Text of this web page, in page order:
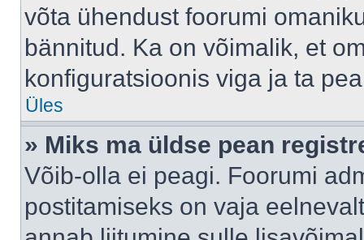
võta ühendust foorumi
bännitud. Ka on võimalik, et
konfiguratsioonis viga ja ta
Üles
» Miks ma üldse pean
Võib-olla ei peagi. Foorumi
postitamiseks on vaja